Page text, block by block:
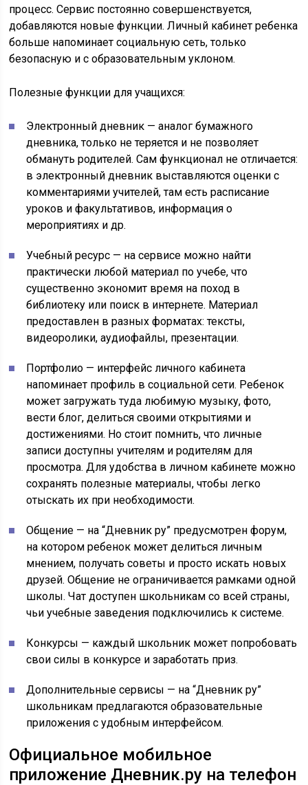
процесс. Сервис постоянно совершенствуется,
добавляются новые функции. Личный кабинет ребенка
больше напоминает социальную сеть, только
безопасную и с образовательным уклоном.
Полезные функции для учащихся:
Электронный дневник — аналог бумажного
дневника, только не теряется и не позволяет
обмануть родителей. Сам функционал не отличается:
в электронный дневник выставляются оценки с
комментариями учителей, там есть расписание
уроков и факультативов, информация о
мероприятиях и др.
Учебный ресурс — на сервисе можно найти
практически любой материал по учебе, что
существенно экономит время на поход в
библиотеку или поиск в интернете. Материал
предоставлен в разных форматах: тексты,
видеоролики, аудиофайлы, презентации.
Портфолио — интерфейс личного кабинета
напоминает профиль в социальной сети. Ребенок
может загружать туда любимую музыку, фото,
вести блог, делиться своими открытиями и
достижениями. Но стоит помнить, что личные
записи доступны учителям и родителям для
просмотра. Для удобства в личном кабинете можно
сохранять полезные материалы, чтобы легко
отыскать их при необходимости.
Общение — на “Дневник ру” предусмотрен форум,
на котором ребенок может делиться личным
мнением, получать советы и просто искать новых
друзей. Общение не ограничивается рамками одной
школы. Чат доступен школьникам со всей страны,
чьи учебные заведения подключились к системе.
Конкурсы — каждый школьник может попробовать
свои силы в конкурсе и заработать приз.
Дополнительные сервисы — на “Дневник ру”
школьникам предлагаются образовательные
приложения с удобным интерфейсом.
Официальное мобильное
приложение Дневник.ру на телефон